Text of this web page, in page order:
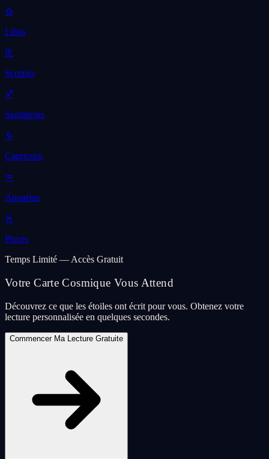
♎
Libra
♏
Scorpio
♐
Sagittarius
♑
Capricorn
♒
Aquarius
♓
Pisces
Temps Limité — Accès Gratuit
Votre Carte Cosmique Vous Attend
Découvrez ce que les étoiles ont écrit pour vous. Obtenez votre
lecture personnalisée en quelques secondes.
Commencer Ma Lecture Gratuite